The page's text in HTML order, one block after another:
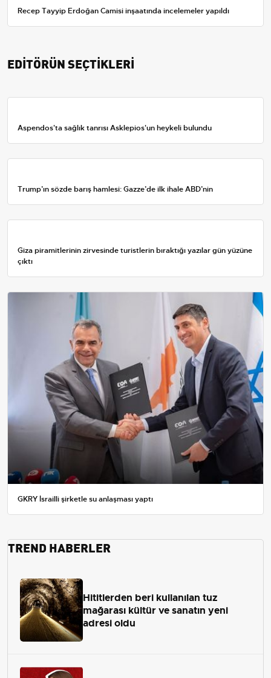
Recep Tayyip Erdoğan Camisi inşaatında incelemeler yapıldı
EDİTÖRÜN SEÇTİKLERİ
Aspendos'ta sağlık tanrısı Asklepios'un heykeli bulundu
Trump’ın sözde barış hamlesi: Gazze’de ilk ihale ABD’nin
Giza piramitlerinin zirvesinde turistlerin bıraktığı yazılar gün yüzüne
çıktı
GKRY İsrailli şirketle su anlaşması yaptı
TREND HABERLER
Hititlerden beri kullanılan tuz
mağarası kültür ve sanatın yeni
adresi oldu